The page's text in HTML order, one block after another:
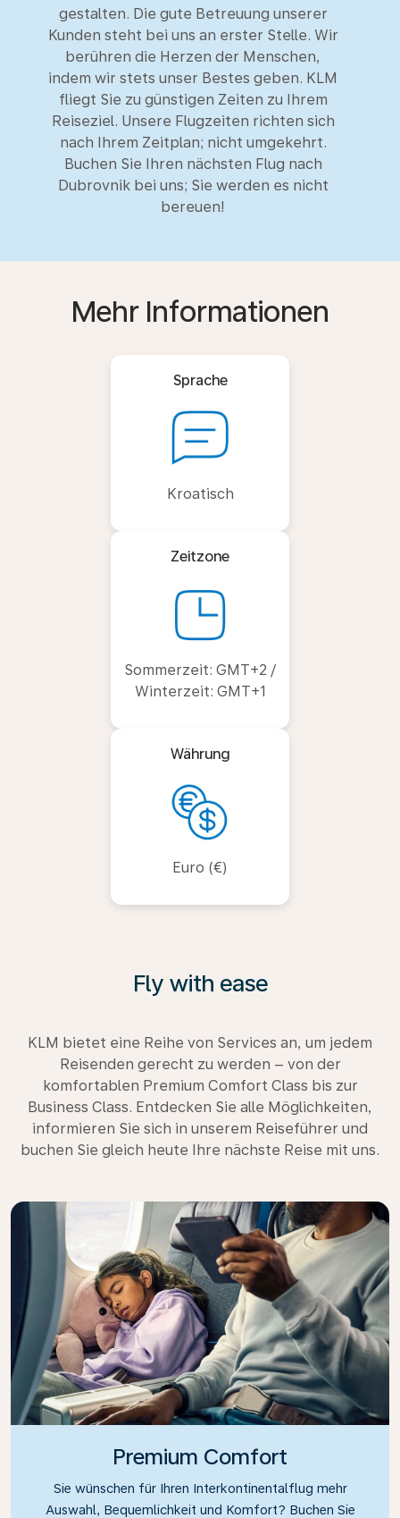
gestalten. Die gute Betreuung unserer
Kunden steht bei uns an erster Stelle. Wir
berühren die Herzen der Menschen,
indem wir stets unser Bestes geben. KLM
fliegt Sie zu günstigen Zeiten zu Ihrem
Reiseziel. Unsere Flugzeiten richten sich
nach Ihrem Zeitplan; nicht umgekehrt.
Buchen Sie Ihren nächsten Flug nach
Dubrovnik bei uns; Sie werden es nicht
bereuen!
Mehr Informationen
Sprache
Kroatisch
Zeitzone
Sommerzeit: GMT+2 /
Winterzeit: GMT+1
Währung
Euro (€)
Fly with ease
KLM bietet eine Reihe von Services an, um jedem
Reisenden gerecht zu werden – von der
komfortablen Premium Comfort Class bis zur
Business Class. Entdecken Sie alle Möglichkeiten,
informieren Sie sich in unserem Reiseführer und
buchen Sie gleich heute Ihre nächste Reise mit uns.
Premium Comfort
Sie wünschen für Ihren Interkontinentalflug mehr
Auswahl, Bequemlichkeit und Komfort? Buchen Sie